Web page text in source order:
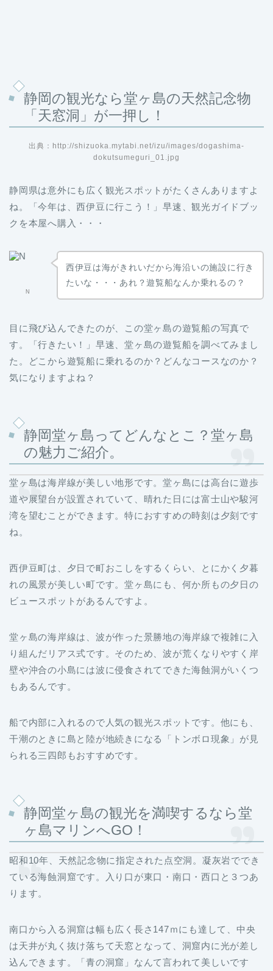
静岡の観光なら堂ヶ島の天然記念物
「天窓洞」が一押し！
出典：http://shizuoka.mytabi.net/izu/images/dogashima-
dokutsumeguri_01.jpg
静岡県は意外にも広く観光スポットがたくさんありますよ
ね。「今年は、西伊豆に行こう！」早速、観光ガイドブッ
クを本屋へ購入・・・
N
西伊豆は海がきれいだから海沿いの施設に行き
たいな・・・あれ？遊覧船なんか乗れるの？
目に飛び込んできたのが、この堂ヶ島の遊覧船の写真で
す。「行きたい！」早速、堂ヶ島の遊覧船を調べてみまし
た。どこから遊覧船に乗れるのか？どんなコースなのか？
気になりますよね？
静岡堂ヶ島ってどんなとこ？堂ヶ島
の魅力ご紹介。
堂ヶ島は海岸線が美しい地形です。堂ヶ島には高台に遊歩
道や展望台が設置されていて、晴れた日には富士山や駿河
湾を望むことができます。特におすすめの時刻は夕刻です
ね。
西伊豆町は、夕日で町おこしをするくらい、とにかく夕暮
れの風景が美しい町です。堂ヶ島にも、何か所もの夕日の
ビュースポットがあるんですよ。
堂ヶ島の海岸線は、波が作った景勝地の海岸線で複雑に入
り組んだリアス式です。そのため、波が荒くなりやすく岸
壁や沖合の小島には波に侵食されてできた海蝕洞がいくつ
もあるんです。
船で内部に入れるので人気の観光スポットです。他にも、
干潮のときに島と陸が地続きになる「トンボロ現象」が見
られる三四郎もおすすめです。
静岡堂ヶ島の観光を満喫するなら堂
ヶ島マリンへGO！
昭和10年、天然記念物に指定された点空洞。凝灰岩ででき
ている海蝕洞窟です。入り口が東口・南口・西口と３つあ
ります。
南口から入る洞窟は幅も広く長さ147ｍにも達して、中央
は天井が丸く抜け落ちて天窓となって、洞窟内に光が差し
込んできます。「青の洞窟」なんて言われて美しいです